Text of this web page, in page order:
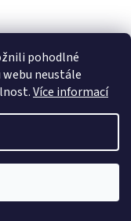
pohodlné
neustále
Více informací